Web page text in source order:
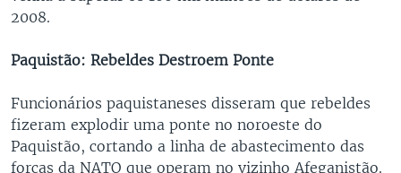
2008.
Paquistão: Rebeldes Destroem Ponte
Funcionários paquistaneses disseram que rebeldes
fizeram explodir uma ponte no noroeste do
Paquistão, cortando a linha de abastecimento das
forcas da NATO que operam no vizinho Afeganistão.